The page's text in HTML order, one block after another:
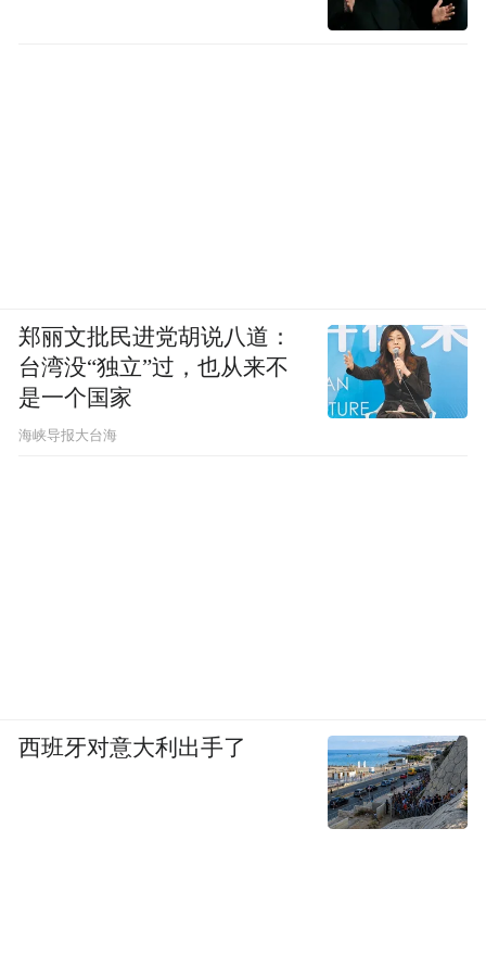
郑丽文批民进党胡说八道：
台湾没“独立”过，也从来不
是一个国家
​海峡导报大台海
西班牙对意大利出手了